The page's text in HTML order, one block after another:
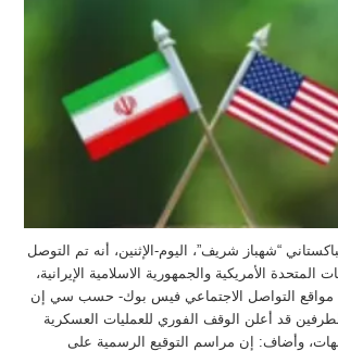
“شهباز شريف”، اليوم-الإثنين، أنه تم التوصل
المتحدة الأمريكية والجمهورية الاسلامية الإيرانية،
التواصل الاجتماعي فيس بوك- حسب سي إن
قد أعلن الوقف الفوري للعمليات العسكرية
وأضاف: إن مراسم التوقيع الرسمية على